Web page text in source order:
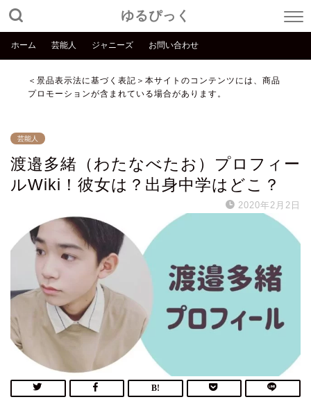
ゆるぴっく
ホーム 芸能人 ジャニーズ お問い合わせ
＜景品表示法に基づく表記＞本サイトのコンテンツには、商品
プロモーションが含まれている場合があります。
芸能人
渡邉多緒（わたなべたお）プロフィー
ルWiki！彼女は？出身中学はどこ？
2020年2月2日